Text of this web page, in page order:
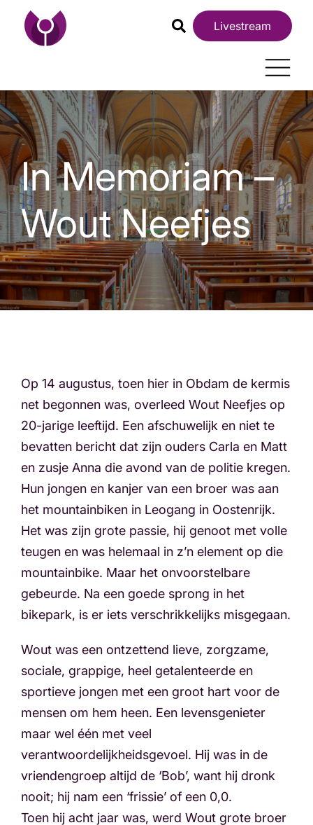
Livestream
In Memoriam –
Wout Neefjes
Op 14 augustus, toen hier in Obdam de kermis
net begonnen was, overleed Wout Neefjes op
20-jarige leeftijd. Een afschuwelijk en niet te
bevatten bericht dat zijn ouders Carla en Matt
en zusje Anna die avond van de politie kregen.
Hun jongen en kanjer van een broer was aan
het mountainbiken in Leogang in Oostenrijk.
Het was zijn grote passie, hij genoot met volle
teugen en was helemaal in z’n element op die
mountainbike. Maar het onvoorstelbare
gebeurde. Na een goede sprong in het
bikepark, is er iets verschrikkelijks misgegaan.
Wout was een ontzettend lieve, zorgzame,
sociale, grappige, heel getalenteerde en
sportieve jongen met een groot hart voor de
mensen om hem heen. Een levensgenieter
maar wel één met veel
verantwoordelijkheidsgevoel. Hij was in de
vriendengroep altijd de ‘Bob’, want hij dronk
nooit; hij nam een ‘frissie’ of een 0,0.
Toen hij acht jaar was, werd Wout grote broer